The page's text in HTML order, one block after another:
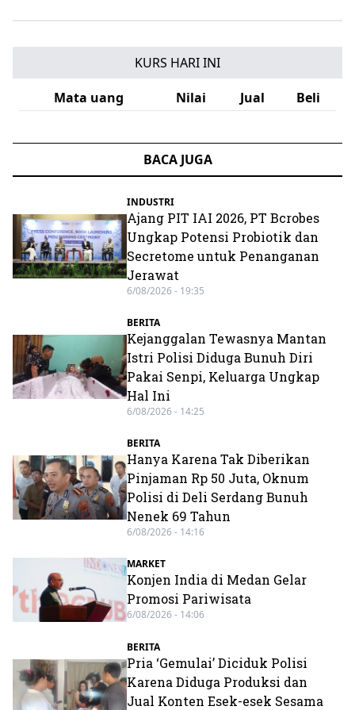
KURS HARI INI
Mata uang
Nilai Jual Beli
BACA JUGA
INDUSTRI
Ajang PIT IAI 2026, PT Bcrobes
Ungkap Potensi Probiotik dan
Secretome untuk Penanganan
Jerawat
6/08/2026 - 19:35
BERITA
Kejanggalan Tewasnya Mantan
Istri Polisi Diduga Bunuh Diri
Pakai Senpi, Keluarga Ungkap
Hal Ini
6/08/2026 - 14:25
BERITA
Hanya Karena Tak Diberikan
Pinjaman Rp 50 Juta, Oknum
Polisi di Deli Serdang Bunuh
Nenek 69 Tahun
6/08/2026 - 14:16
MARKET
Konjen India di Medan Gelar
Promosi Pariwisata
6/08/2026 - 14:06
BERITA
Pria ‘Gemulai’ Diciduk Polisi
Karena Diduga Produksi dan
Jual Konten Esek-esek Sesama